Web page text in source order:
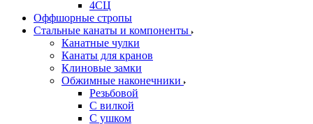
4СЦ
Оффшорные стропы
Стальные канаты и компоненты
Канатные чулки
Канаты для кранов
Клиновые замки
Обжимные наконечники
Резьбовой
С вилкой
С ушком